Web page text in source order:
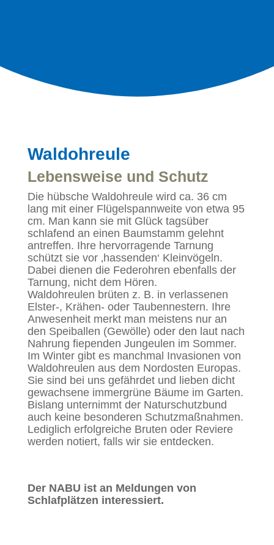
Waldohreule
Lebensweise und Schutz
Die hübsche Waldohreule wird ca. 36 cm
lang mit einer Flügelspannweite von etwa 95
cm. Man kann sie mit Glück tagsüber
schlafend an einen Baumstamm gelehnt
antreffen. Ihre hervorragende Tarnung
schützt sie vor ‚hassenden‘ Kleinvögeln.
Dabei dienen die Federohren ebenfalls der
Tarnung, nicht dem Hören.
Waldohreulen brüten z. B. in verlassenen
Elster-, Krähen- oder Taubennestern. Ihre
Anwesenheit merkt man meistens nur an
den Speiballen (Gewölle) oder den laut nach
Nahrung fiependen Jungeulen im Sommer.
Im Winter gibt es manchmal Invasionen von
Waldohreulen aus dem Nordosten Europas.
Sie sind bei uns gefährdet und lieben dicht
gewachsene immergrüne Bäume im Garten.
Bislang unternimmt der Naturschutzbund
auch keine besonderen Schutzmaßnahmen.
Lediglich erfolgreiche Bruten oder Reviere
werden notiert, falls wir sie entdecken.
Der NABU ist an Meldungen von
Schlafplätzen interessiert.